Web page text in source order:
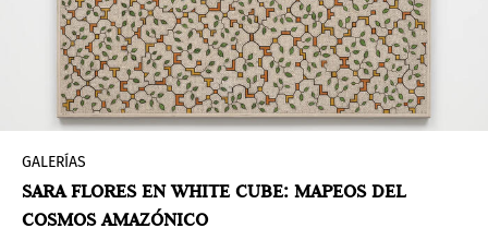
GALERÍAS
SARA FLORES EN WHITE CUBE: MAPEOS DEL
COSMOS AMAZÓNICO